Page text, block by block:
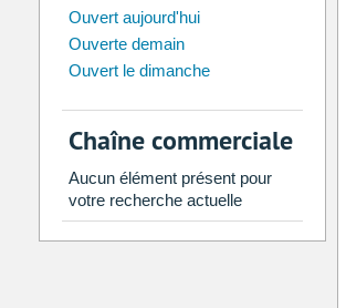
Di Lu
26 27
2 3 4
9 10 11
16 17 18
23 24 25
Ouvert aujourd'hui
Ouverte demain
Ouvert le dimanche
Chaîne commerciale
Aucun élément présent pour
votre recherche actuelle